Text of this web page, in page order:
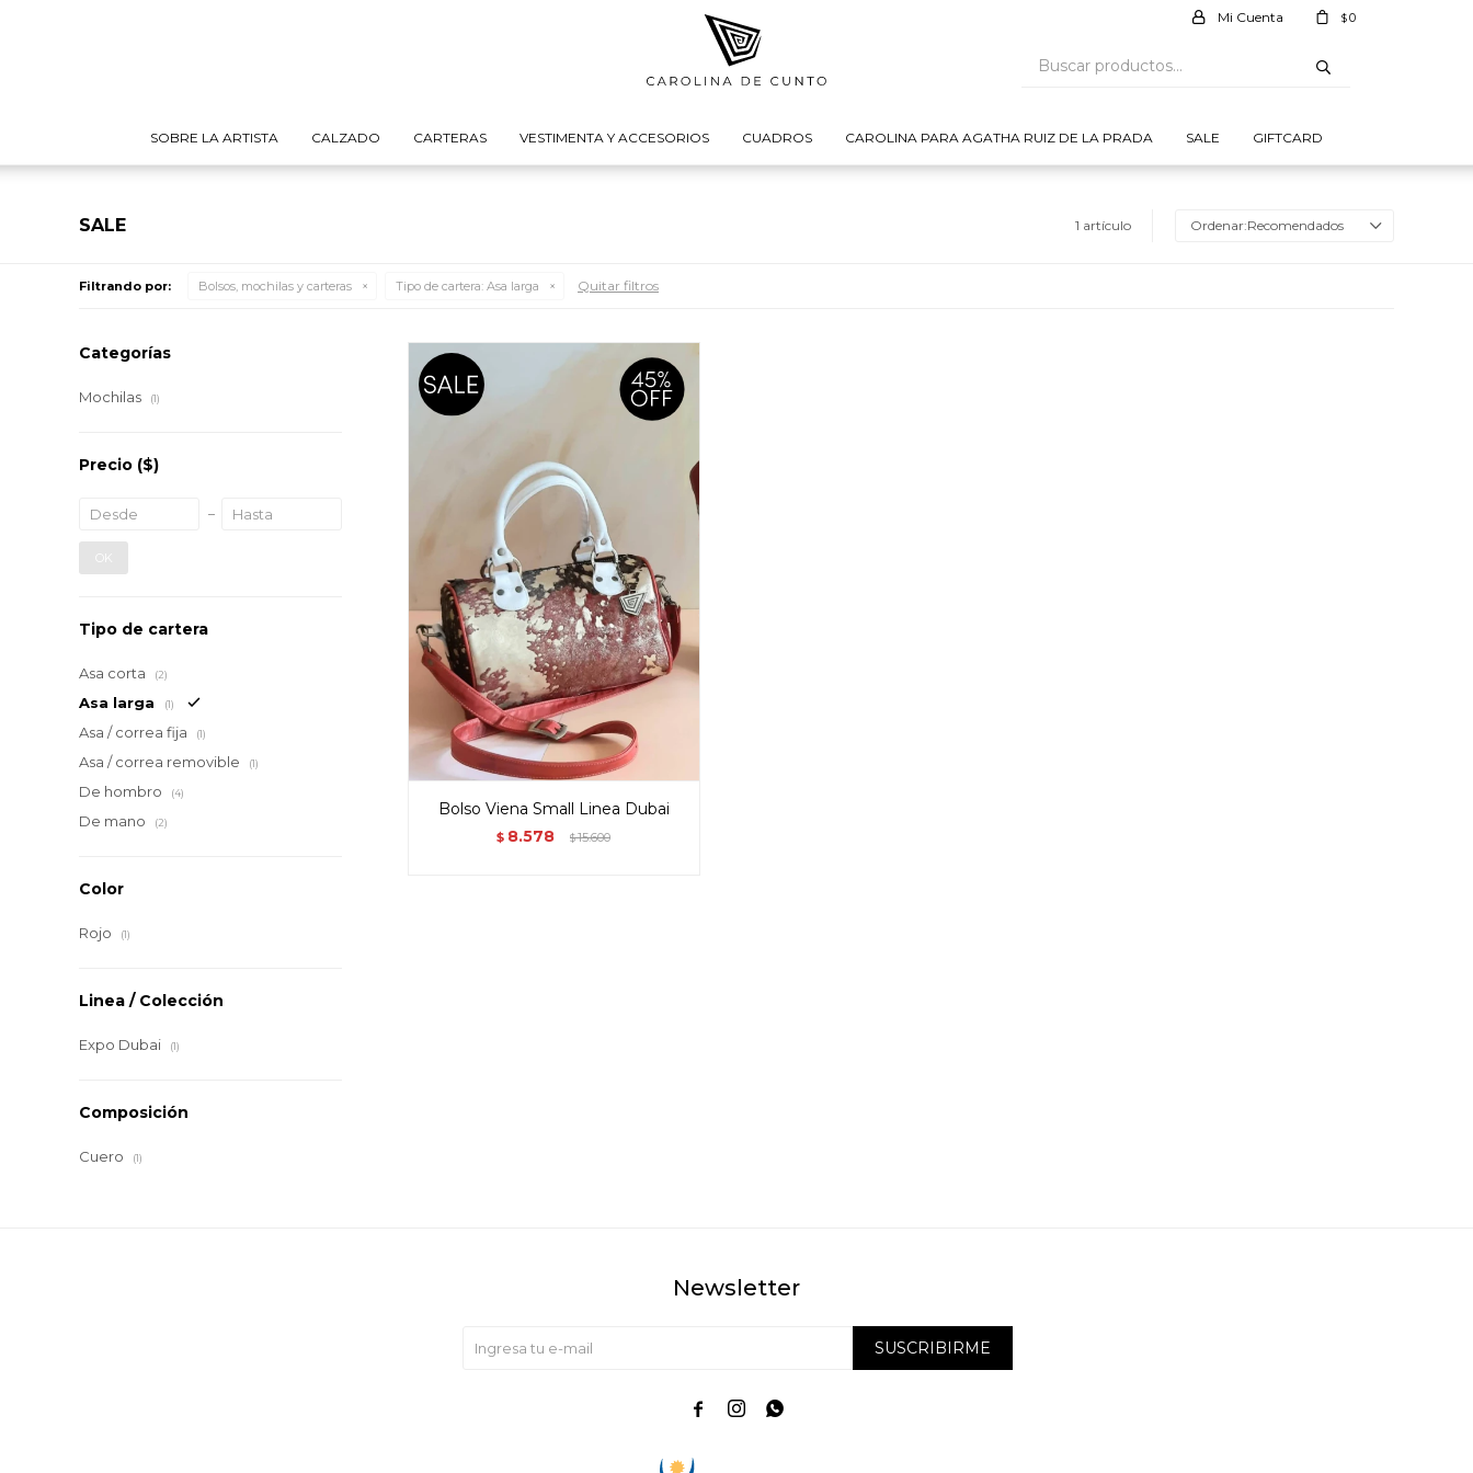
SOBRE LA ARTISTA CALZADO CARTERAS VESTIMENTA Y ACCESORIOS CUADROS CAROLINA PARA AGATHA RUIZ DE LA PRADA SALE GIFTCARD
$0
SALE 1 artículo Recomendados
Filtrando por: Bolsos, mochilas y carteras Tipo de cartera: Asa larga Quitar filtros
Bolso Viena Small Linea Dubai
$ 8.578 $15.600
Categorías
Mochilas (1)
Precio ($)
OK
Tipo de cartera
Asa corta (2)
Asa larga (1)
Asa / correa fija (1)
Asa / correa removible (1)
De hombro (4)
De mano (2)
Color
Rojo (1)
Linea / Colección
Expo Dubai (1)
Composición
Cuero (1)
Newsletter
SUSCRIBIRME
  